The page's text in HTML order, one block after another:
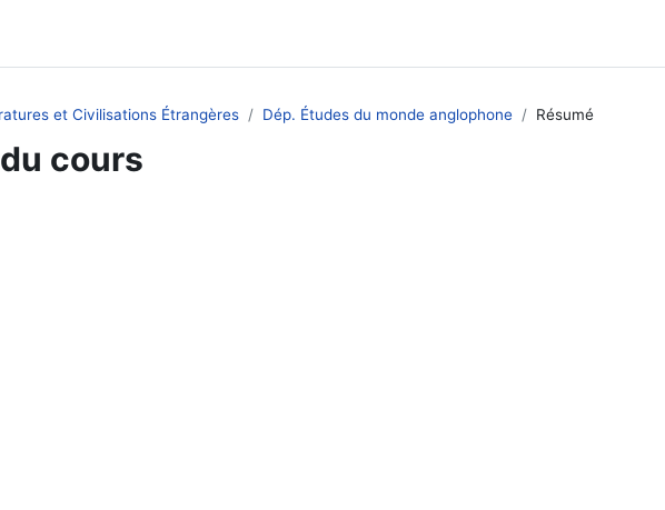
et Civilisations Étrangères Dép. Études du monde anglophone Résumé
cours